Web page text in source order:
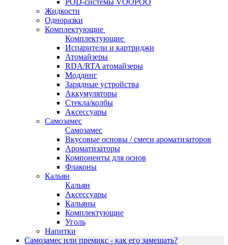
POD-системы VOOPOO
Жидкости
Одноразки
Комплектующие
Комплектующие
Испарители и картриджи
Атомайзеры
RDA/RTA атомайзеры
Моддинг
Зарядные устройства
Аккумуляторы
Стекла/колбы
Аксессуары
Самозамес
Самозамес
Вкусовые основы / смеси ароматизаторов
Ароматизаторы
Компоненты для основ
Флаконы
Кальян
Кальян
Аксессуары
Кальяны
Комплектующие
Уголь
Напитки
Самозамес или премикс - как его замешать?